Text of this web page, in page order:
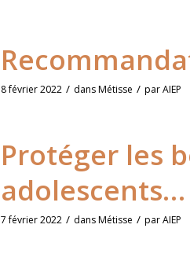
8 février 2022 / dansMétisse / parAIEP
Protéger les
7 février 2022 / dansMétisse / parAIEP